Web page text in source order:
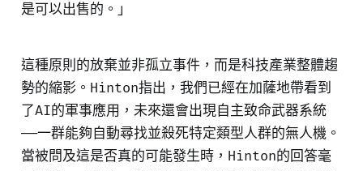
是可以出售的。」
這種原則的放棄並非孤立事件，而是科技產業整體趨
勢的縮影。Hinton指出，我們已經在加薩地帶看到
了AI的軍事應用，未來還會出現自主致命武器系統
——一群能夠自動尋找並殺死特定類型人群的無人機。
當被問及這是否真的可能發生時，Hinton的回答毫